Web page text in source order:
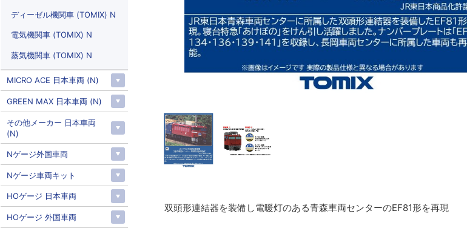
双頭形連結器を装備し電暖灯のある青森車両センターのEF81形を再現
ディーゼル機関車 (TOMIX) N
電気機関車 (TOMIX) N
蒸気機関車 (TOMIX) N
MICRO ACE 日本車両 (N)
GREEN MAX 日本車両 (N)
その他メーカー 日本車両
(N)
Nゲージ外国車両
Nゲージ車両キット
HOゲージ 日本車両
HOゲージ 外国車両